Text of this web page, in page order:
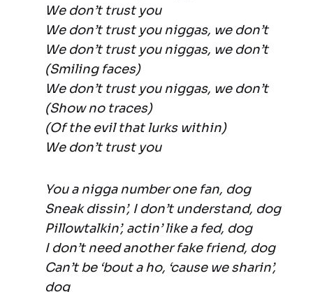
We don’t trust you
We don’t trust you niggas, we don’t
We don’t trust you niggas, we don’t
(Smiling faces)
We don’t trust you niggas, we don’t
(Show no traces)
(Of the evil that lurks within)
We don’t trust you
You a nigga number one fan, dog
Sneak dissin’, I don’t understand, dog
Pillowtalkin’, actin’ like a fed, dog
I don’t need another fake friend, dog
Can’t be ‘bout a ho, ‘cause we sharin’,
dog